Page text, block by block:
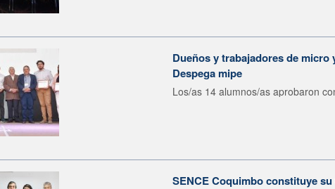
Dueños y trabajadores de micro
Despega mipe
Los/as 14 alumnos/as aprobaron
SENCE Coquimbo constituye su